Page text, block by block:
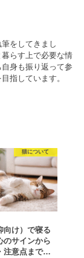
をしてきまし
らす上で必要な情
身も振り返って参
指しています。
猫について
向け）で寝る
のサインから
注意点まで…